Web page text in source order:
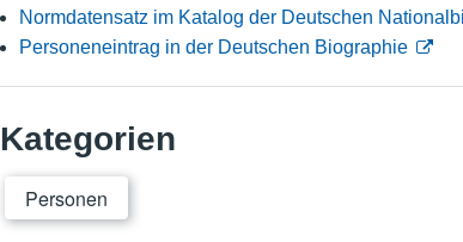
Normdatensatz im Katalog der Deutschen
Personeneintrag in der Deutschen Biographie
Kategorien
Personen